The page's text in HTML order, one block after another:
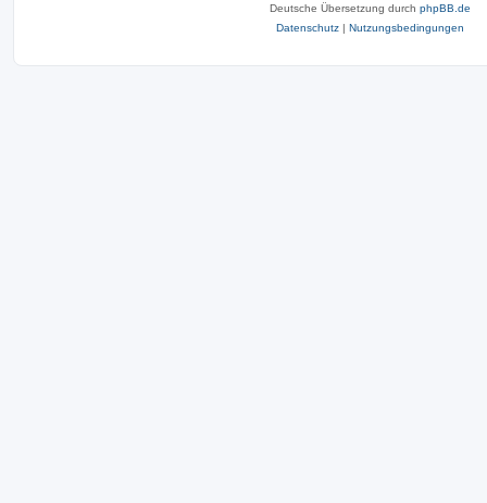
Deutsche Übersetzung durch phpBB.de
Datenschutz | Nutzungsbedingungen